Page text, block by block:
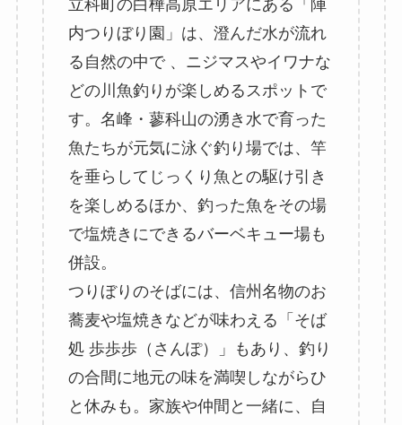
立科町の白樺高原エリアにある「陣
内つりぼり園」は、澄んだ水が流れ
る自然の中で 、ニジマスやイワナな
どの川魚釣りが楽しめるスポットで
す。名峰・蓼科山の湧き水で育った
魚たちが元気に泳ぐ釣り場では、竿
を垂らしてじっくり魚との駆け引き
を楽しめるほか、釣った魚をその場
で塩焼きにできるバーベキュー場も
併設。
つりぼりのそばには、信州名物のお
蕎麦や塩焼きなどが味わえる「そば
処 歩歩歩（さんぽ）」もあり、釣り
の合間に地元の味を満喫しながらひ
と休みも。家族や仲間と一緒に、自